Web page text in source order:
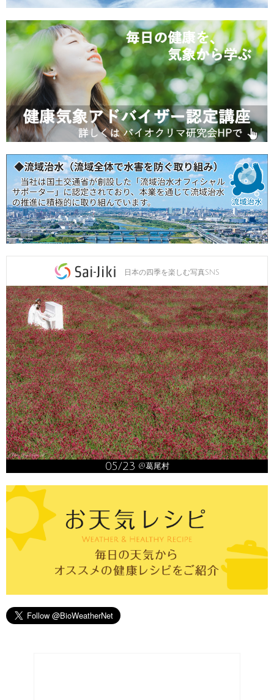
日本の四季を楽しむ写真SNS
05/23 @葛尾村